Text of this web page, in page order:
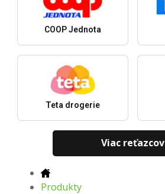
COOP Jednota
Teta drogerie
Viac reťazcov
Produkty